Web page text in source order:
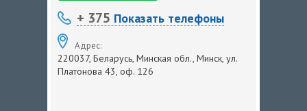
+ 375 Показать телефоны
Адрес:
220037, Беларусь, Минская обл., Минск, ул.
Платонова 43, оф. 126